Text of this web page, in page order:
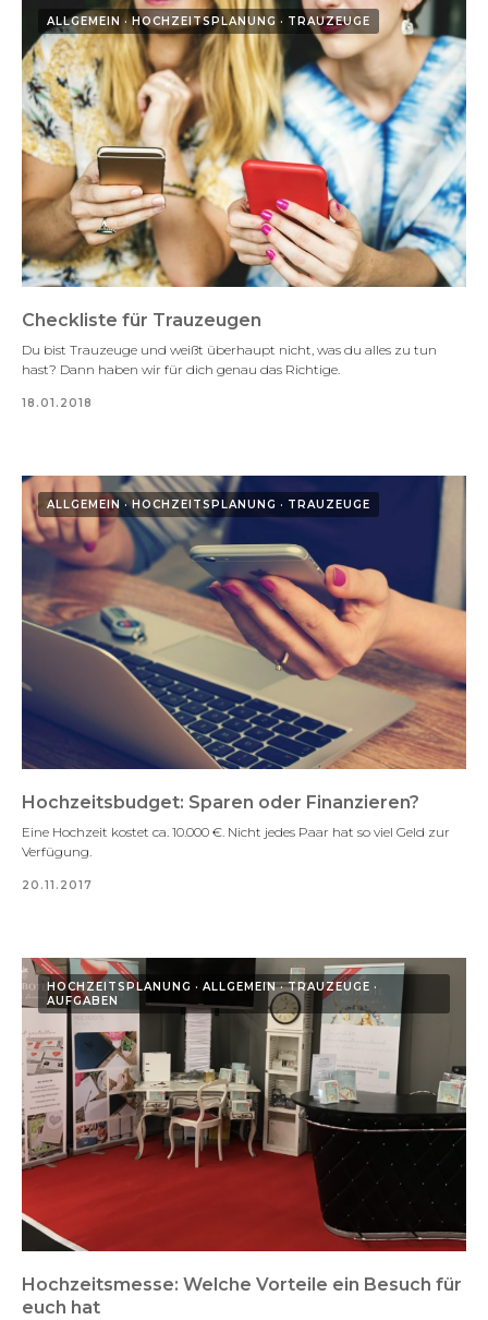
ALLGEMEIN HOCHZEITSPLANUNG TRAUZEUGE
Checkliste für Trauzeugen
Du bist Trauzeuge und weißt überhaupt nicht, was du alles zu tun
hast? Dann haben wir für dich genau das Richtige.
18.01.2018
ALLGEMEIN HOCHZEITSPLANUNG TRAUZEUGE
Hochzeitsbudget: Sparen oder Finanzieren?
Eine Hochzeit kostet ca. 10.000 €. Nicht jedes Paar hat so viel Geld zur
Verfügung.
20.11.2017
HOCHZEITSPLANUNG ALLGEMEIN
TRAUZEUGE
AUFGABEN
Hochzeitsmesse: Welche Vorteile ein Besuch für
euch hat